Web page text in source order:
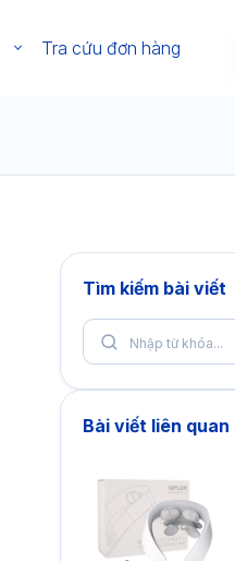
Tra cứu đơn hàng
Tìm kiếm bài viết
Bài viết liên quan